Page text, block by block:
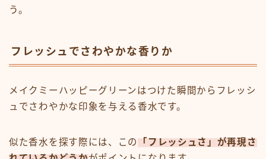
う。
フレッシュでさわやかな香りか
メイクミーハッピーグリーンはつけた瞬間からフレッシ
ュでさわやかな印象を与える香水です。
似た香水を探す際には、この
「フレッシュさ」が再現さ